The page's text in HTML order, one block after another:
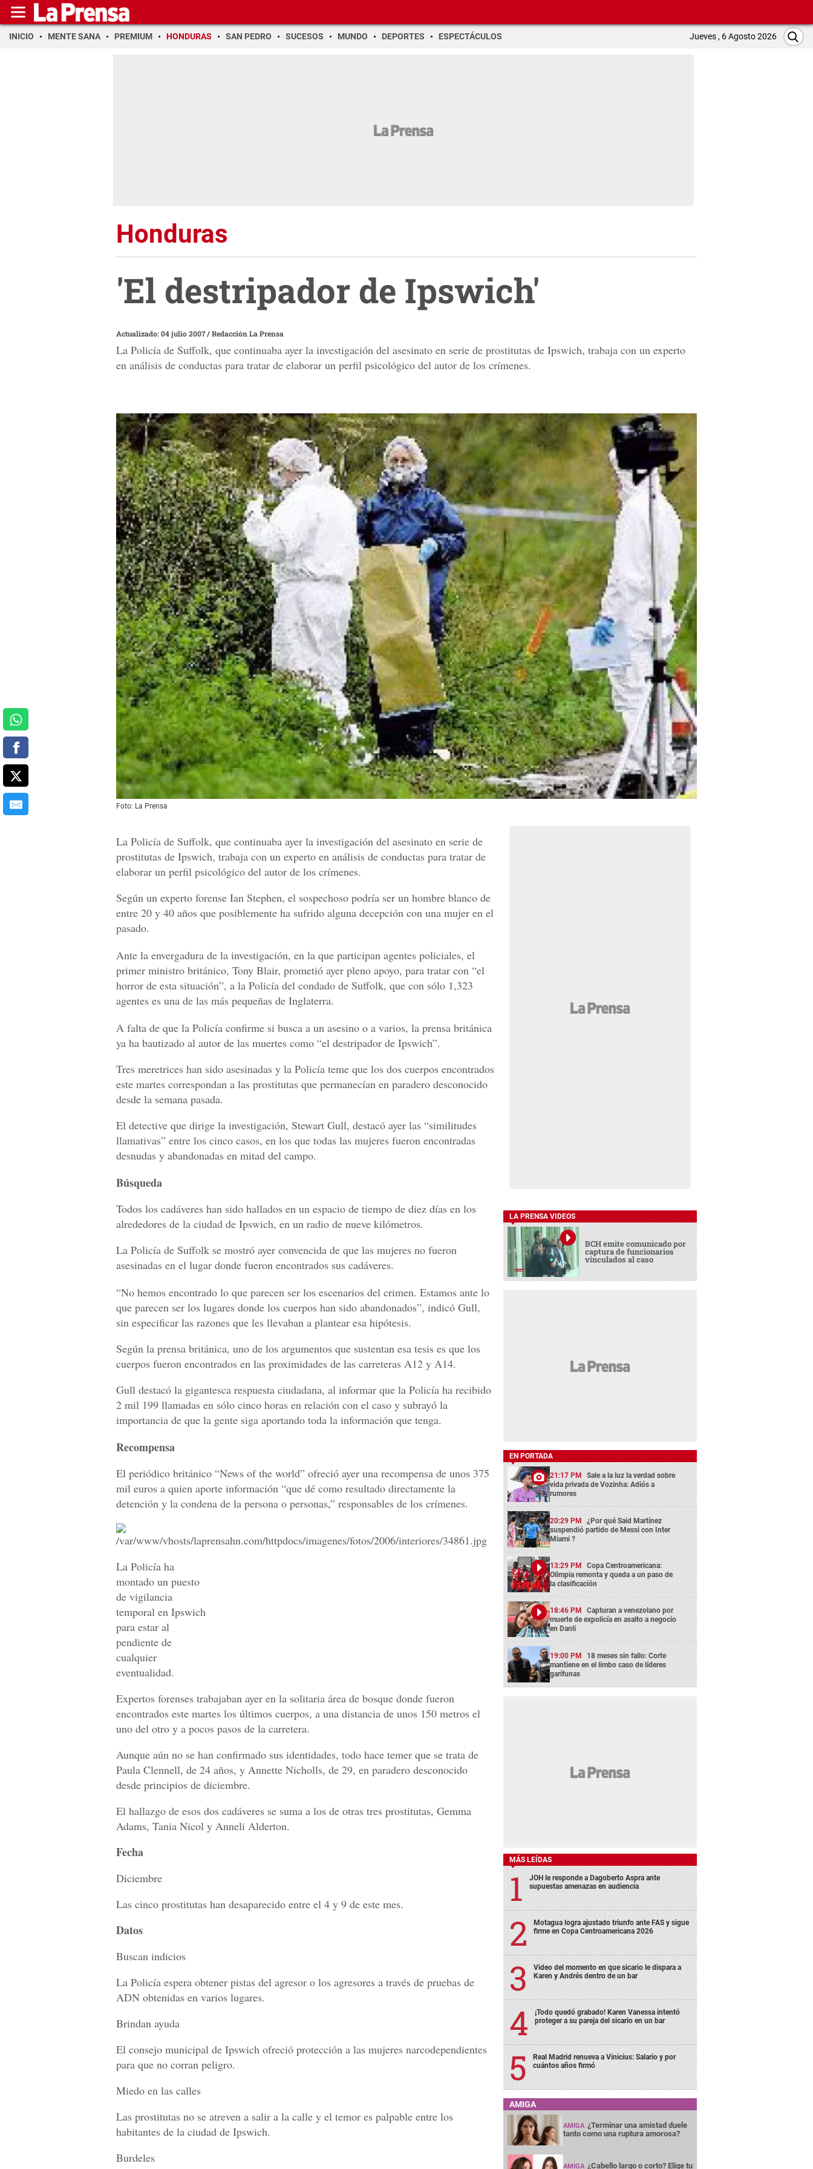
INICIO MENTE SANA PREMIUM HONDURAS SAN PEDRO SUCESOS MUNDO DEPORTES ESPECTÁCULOS Jueves , 6 Agosto 2026
Honduras
'El destripador de Ipswich'
Actualizado: 04 julio 2007/Redacción La Prensa
La Policía de Suffolk, que continuaba ayer la investigación del asesinato en serie de prostitutas de Ipswich, trabaja con un experto
en análisis de conductas para tratar de elaborar un perfil psicológico del autor de los crímenes.
Foto: La Prensa
La Policía de Suffolk, que continuaba ayer la investigación del asesinato en serie de
prostitutas de Ipswich, trabaja con un experto en análisis de conductas para tratar de
elaborar un perfil psicológico del autor de los crímenes.
Según un experto forense Ian Stephen, el sospechoso podría ser un hombre blanco de
entre 20 y 40 años que posiblemente ha sufrido alguna decepción con una mujer en el
pasado.
Ante la envergadura de la investigación, en la que participan agentes policiales, el
primer ministro británico, Tony Blair, prometió ayer pleno apoyo, para tratar con “el
horror de esta situación”, a la Policía del condado de Suffolk, que con sólo 1,323
agentes es una de las más pequeñas de Inglaterra.
A falta de que la Policía confirme si busca a un asesino o a varios, la prensa británica
ya ha bautizado al autor de las muertes como “el destripador de Ipswich”.
Tres meretrices han sido asesinadas y la Policía teme que los dos cuerpos encontrados
este martes correspondan a las prostitutas que permanecían en paradero desconocido
desde la semana pasada.
El detective que dirige la investigación, Stewart Gull, destacó ayer las “similitudes
llamativas” entre los cinco casos, en los que todas las mujeres fueron encontradas
desnudas y abandonadas en mitad del campo.
Búsqueda
Todos los cadáveres han sido hallados en un espacio de tiempo de diez días en los
alrededores de la ciudad de Ipswich, en un radio de nueve kilómetros.
La Policía de Suffolk se mostró ayer convencida de que las mujeres no fueron
asesinadas en el lugar donde fueron encontrados sus cadáveres.
“No hemos encontrado lo que parecen ser los escenarios del crimen. Estamos ante lo
que parecen ser los lugares donde los cuerpos han sido abandonados”, indicó Gull,
sin especificar las razones que les llevaban a plantear esa hipótesis.
Según la prensa británica, uno de los argumentos que sustentan esa tesis es que los
cuerpos fueron encontrados en las proximidades de las carreteras A12 y A14.
Gull destacó la gigantesca respuesta ciudadana, al informar que la Policía ha recibido
2 mil 199 llamadas en sólo cinco horas en relación con el caso y subrayó la
importancia de que la gente siga aportando toda la información que tenga.
Recompensa
El periódico británico “News of the world” ofreció ayer una recompensa de unos 375
mil euros a quien aporte información “que dé como resultado directamente la
detención y la condena de la persona o personas,” responsables de los crímenes.
La Policía ha
montado un puesto
de vigilancia
temporal en Ipswich
para estar al
pendiente de
cualquier
eventualidad.
Expertos forenses trabajaban ayer en la solitaria área de bosque donde fueron
encontrados este martes los últimos cuerpos, a una distancia de unos 150 metros el
uno del otro y a pocos pasos de la carretera.
Aunque aún no se han confirmado sus identidades, todo hace temer que se trata de
Paula Clennell, de 24 años, y Annette Nicholls, de 29, en paradero desconocido
desde principios de diciembre.
El hallazgo de esos dos cadáveres se suma a los de otras tres prostitutas, Gemma
Adams, Tania Nicol y Anneli Alderton.
Fecha
Diciembre
Las cinco prostitutas han desaparecido entre el 4 y 9 de este mes.
Datos
Buscan indicios
La Policía espera obtener pistas del agresor o los agresores a través de pruebas de
ADN obtenidas en varios lugares.
Brindan ayuda
El consejo municipal de Ipswich ofreció protección a las mujeres narcodependientes
para que no corran peligro.
Miedo en las calles
Las prostitutas no se atreven a salir a la calle y el temor es palpable entre los
habitantes de la ciudad de Ipswich.
Burdeles
LA PRENSA VIDEOS
BCH emite comunicado por
captura de funcionarios
vinculados al caso
EN PORTADA
21:17 PM Sale a la luz la verdad sobre
vida privada de Vozinha: Adiós a
rumores
20:29 PM ¿Por qué Said Martínez
suspendió partido de Messi con Inter
Miami ?
13:29 PM Copa Centroamericana:
Olimpia remonta y queda a un paso de
la clasificación
18:46 PM Capturan a venezolano por
muerte de expolicía en asalto a negocio
en Danlí
19:00 PM 18 meses sin fallo: Corte
mantiene en el limbo caso de líderes
garífunas
MÁS LEÍDAS
JOH le responde a Dagoberto Aspra ante
supuestas amenazas en audiencia
Motagua logra ajustado triunfo ante FAS y sigue
firme en Copa Centroamericana 2026
Video del momento en que sicario le dispara a
Karen y Andrés dentro de un bar
¡Todo quedó grabado! Karen Vanessa intentó
proteger a su pareja del sicario en un bar
Real Madrid renueva a Vinicius: Salario y por
cuántos años firmó
AMIGA
AMIGA ¿Terminar una amistad duele
tanto como una ruptura amorosa?
AMIGA ¿Cabello largo o corto? Elige tu